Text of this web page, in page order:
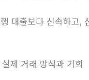
대출보다 신속하고,
제 거래 방식과 기회